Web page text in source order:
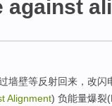
against
墙壁等反射回来，改
Alignment) 负能量爆裂